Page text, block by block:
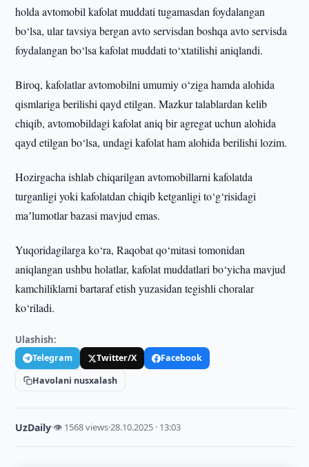
holda avtomobil kafolat muddati tugamasdan foydalangan
bo‘lsa, ular tavsiya bergan avto servisdan boshqa avto servisda
foydalangan bo‘lsa kafolat muddati to‘xtatilishi aniqlandi.
Biroq, kafolatlar avtomobilni umumiy o‘ziga hamda alohida
qismlariga berilishi qayd etilgan. Mazkur talablardan kelib
chiqib, avtomobildagi kafolat aniq bir agregat uchun alohida
qayd etilgan bo‘lsa, undagi kafolat ham alohida berilishi lozim.
Hozirgacha ishlab chiqarilgan avtomobillarni kafolatda
turganligi yoki kafolatdan chiqib ketganligi to‘g‘risidagi
maʼlumotlar bazasi mavjud emas.
Yuqoridagilarga ko‘ra, Raqobat qo‘mitasi tomonidan
aniqlangan ushbu holatlar, kafolat muddatlari bo‘yicha mavjud
kamchiliklarni bartaraf etish yuzasidan tegishli choralar
ko‘riladi.
Ulashish:
Telegram Twitter/X
Facebook
Havolani nusxalash
UzDaily·👁 1568 views·28.10.2025 · 13:03